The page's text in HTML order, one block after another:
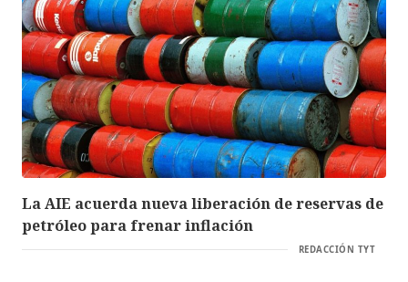
La AIE acuerda nueva liberación de reservas de
petróleo para frenar inflación
REDACCIÓN TYT